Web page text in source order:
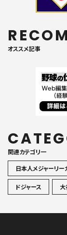
オススメ記事
関連カテゴリ一
日本人メジャーリー
ドジャース